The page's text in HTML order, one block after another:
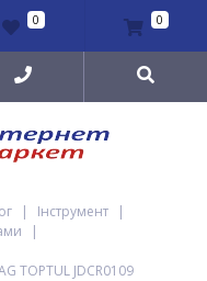
0 0
| Інструмент
|
|
TOPTUL JDCR0109